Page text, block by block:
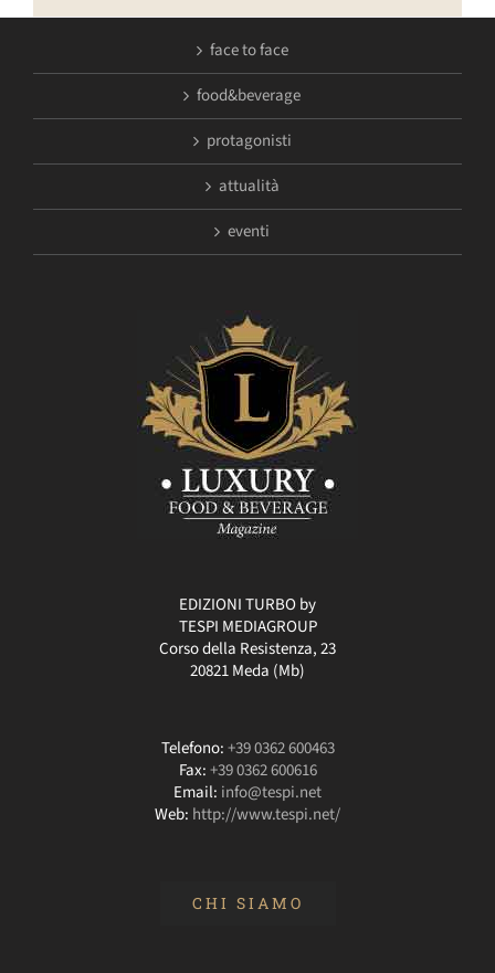
face to face
food&beverage
protagonisti
attualità
eventi
EDIZIONI TURBO by
TESPI MEDIAGROUP
Corso della Resistenza, 23
20821 Meda (Mb)
Telefono:+39 0362 600463
Fax:+39 0362 600616
Email: info@tespi.net
Web: http://www.tespi.net/
CHI SIAMO